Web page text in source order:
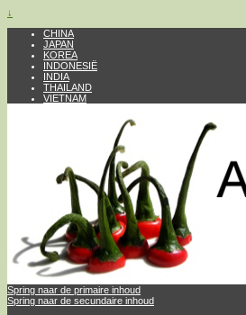
↓
CHINA
JAPAN
KOREA
INDONESIË
INDIA
THAILAND
VIETNAM
Spring naar de primaire inhoud
Spring naar de secundaire inhoud